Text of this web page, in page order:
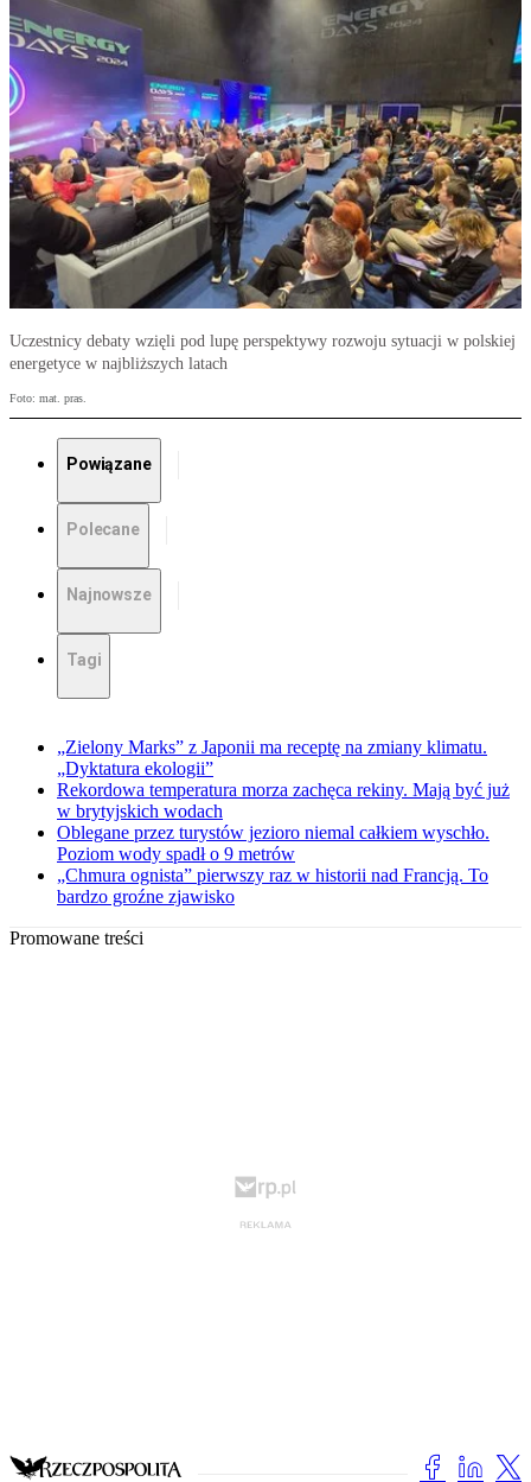
Uczestnicy debaty wzięli pod lupę perspektywy rozwoju sytuacji w polskiej
energetyce w najbliższych latach
Foto: mat. pras.
Powiązane
Polecane
Najnowsze
Tagi
„Zielony Marks” z Japonii ma receptę na zmiany klimatu.
„Dyktatura ekologii”
Rekordowa temperatura morza zachęca rekiny. Mają być już
w brytyjskich wodach
Oblegane przez turystów jezioro niemal całkiem wyschło.
Poziom wody spadł o 9 metrów
„Chmura ognista” pierwszy raz w historii nad Francją. To
bardzo groźne zjawisko
Promowane treści